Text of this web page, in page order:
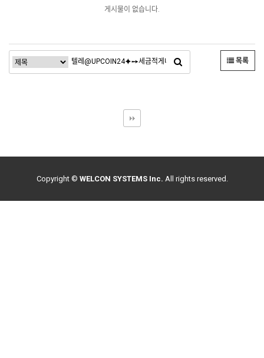
게시물이 없습니다.
목록
Copyright © WELCON SYSTEMS Inc. All rights reserved.